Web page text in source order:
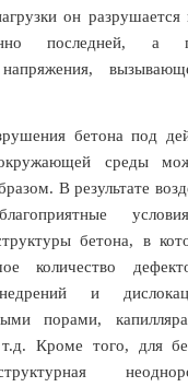
он разрушается
последней, а
напряжения,
бетона под
среды
В результате
бетона, в
количество
и
порами,
Кроме того, для